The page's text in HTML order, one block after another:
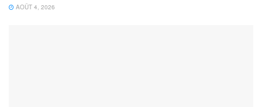
AOÛT 4, 2026